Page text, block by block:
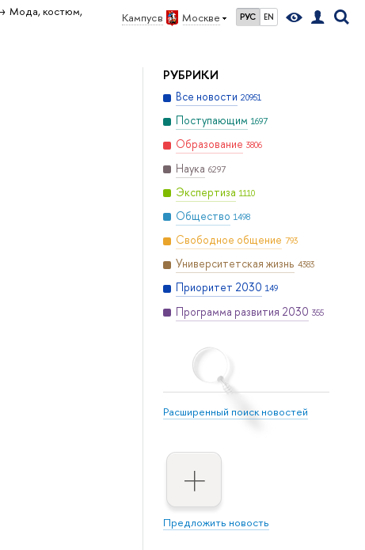
Кампус в Москве РУС EN
Мода, костюм,
РУБРИКИ
Все новости 20951
Поступающим 1697
Образование 3806
Наука 6297
Экспертиза 1110
Общество 1498
Свободное общение 793
Университетская жизнь 4383
Приоритет 2030 149
Программа развития 2030 355
Расширенный поиск новостей
Предложить новость